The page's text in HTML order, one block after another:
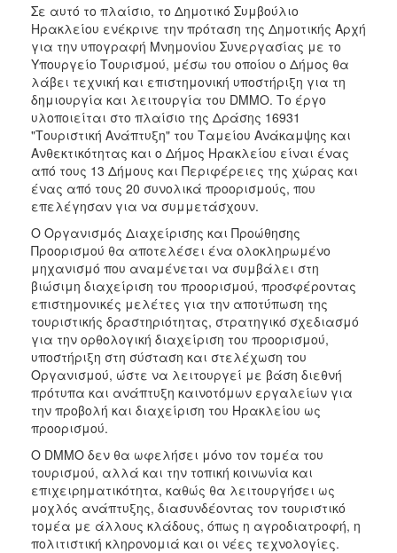
ΔΗΜΟΤΗΣ
ΕΠΙΣΚΕΠΤΗΣ
ΗΡΑΚΛΕΙΟ
Σε αυτό το πλαίσιο, το Δημοτικό Συμβούλιο
Ηρακλείου ενέκρινε την πρόταση της Δημοτικής Αρχή
για την υπογραφή Μνημονίου Συνεργασίας με το
Υπουργείο Τουρισμού, μέσω του οποίου ο Δήμος θα
λάβει τεχνική και επιστημονική υποστήριξη για τη
δημιουργία και λειτουργία του DMMO. Το έργο
υλοποιείται στο πλαίσιο της Δράσης 16931
"Τουριστική Ανάπτυξη" του Ταμείου Ανάκαμψης και
Ανθεκτικότητας και ο Δήμος Ηρακλείου είναι ένας
από τους 13 Δήμους και Περιφέρειες της χώρας και
ένας από τους 20 συνολικά προορισμούς, που
επελέγησαν για να συμμετάσχουν.
Ο Οργανισμός Διαχείρισης και Προώθησης
Προορισμού θα αποτελέσει ένα ολοκληρωμένο
μηχανισμό που αναμένεται να συμβάλει στη
βιώσιμη διαχείριση του προορισμού, προσφέροντας
επιστημονικές μελέτες για την αποτύπωση της
τουριστικής δραστηριότητας, στρατηγικό σχεδιασμό
για την ορθολογική διαχείριση του προορισμού,
υποστήριξη στη σύσταση και στελέχωση του
Οργανισμού, ώστε να λειτουργεί με βάση διεθνή
πρότυπα και ανάπτυξη καινοτόμων εργαλείων για
την προβολή και διαχείριση του Ηρακλείου ως
προορισμού.
Ο DMMO δεν θα ωφελήσει μόνο τον τομέα του
τουρισμού, αλλά και την τοπική κοινωνία και
επιχειρηματικότητα, καθώς θα λειτουργήσει ως
μοχλός ανάπτυξης, διασυνδέοντας τον τουριστικό
τομέα με άλλους κλάδους, όπως η αγροδιατροφή, η
πολιτιστική κληρονομιά και οι νέες τεχνολογίες.